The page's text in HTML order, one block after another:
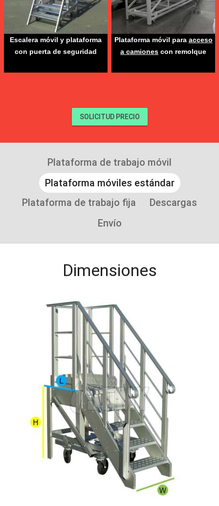
Escalera móvil y plataforma
con puerta de seguridad
Plataforma móvil para acceso
a camiones con remolque
SOLICITUD PRECIO
Plataforma de trabajo móvil
Plataforma móviles estándar
Plataforma de trabajo fija
Descargas
Envío
Dimensiones